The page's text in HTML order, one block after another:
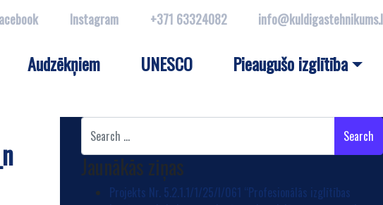
Instagram +371 63324082
Audzēkņiem UNESCO Pieaugušo izglītība
Search
Jaunākās ziņas
Projekts Nr. 5.2.1.1/1/25/I/061 “Profesionālās izglītības